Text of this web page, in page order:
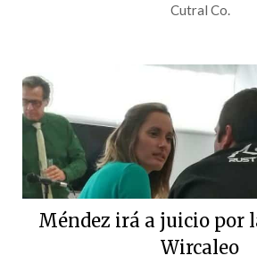
Cutral Co.
Méndez irá a juicio por
Wircaleo